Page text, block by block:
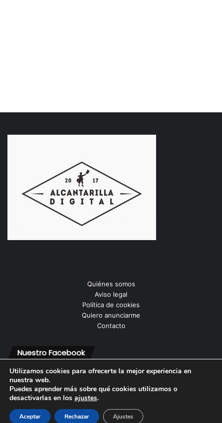
Quiénes somos
Aviso legal
Política de cookies
Quiero anunciarme
Contacto
Nuestro Facebook
© Copyright 2026, Todos los derechos reservados |
Utilizamos cookies para ofrecerte la mejor experiencia en
nuestra web.
Puedes aprender más sobre qué cookies utilizamos o
desactivarlas en los ajustes.
Aceptar Rechazar Ajustes